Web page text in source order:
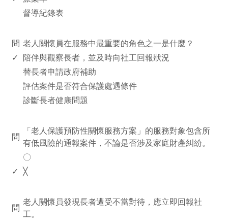
督導紀錄表
問 老人關懷員在服務中最重要的角色之一是什麼？
✓
陪伴與觀察長者，並及時向社工回報狀況
替長者申請政府補助
評估案件是否符合保護處遇條件
診斷長者健康問題
問
「老人保護預防性關懷服務方案」的服務對象包含所
有低風險的通報案件，不論是否涉及家庭財產糾紛。
〇
✓ ╳
問
老人關懷員發現長者遭受不當對待，應立即回報社
工。